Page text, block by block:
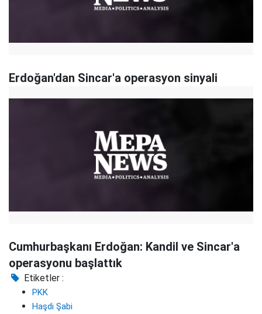
Erdoğan'dan Sincar'a operasyon sinyali
Cumhurbaşkanı Erdoğan: Kandil ve Sincar'a
operasyonu başlattık
Etiketler :
PKK
Haşdi Şabi